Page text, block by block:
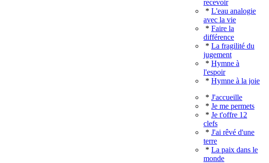
recevoir
* L'eau analogie
avec la vie
* Faire la
différence
* La fragilité du
jugement
* Hymne à
l'espoir
* Hymne à la joie
* J'accueille
* Je me permets
* Je t'offre 12
clefs
* J'ai rêvé d'une
terre
* La paix dans le
monde